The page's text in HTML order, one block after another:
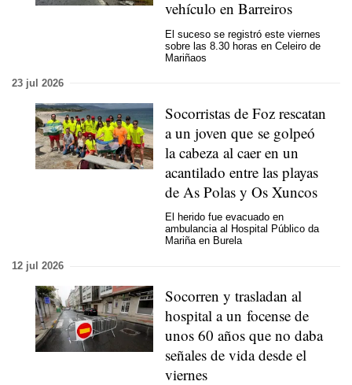
vehículo en Barreiros
El suceso se registró este viernes
sobre las 8.30 horas en Celeiro de
Mariñaos
23 jul 2026
Socorristas de Foz rescatan
a un joven que se golpeó
la cabeza al caer en un
acantilado entre las playas
de As Polas y Os Xuncos
El herido fue evacuado en
ambulancia al Hospital Público da
Mariña en Burela
12 jul 2026
Socorren y trasladan al
hospital a un focense de
unos 60 años que no daba
señales de vida desde el
viernes